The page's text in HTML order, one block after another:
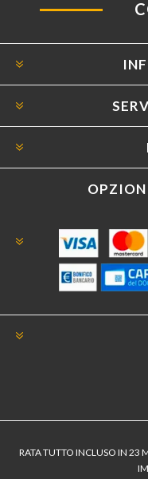
RATA TUTTO INCLUSO IN 23